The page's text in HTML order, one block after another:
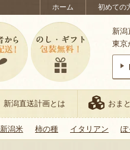
ホーム 初めての
新潟
東京
新潟直送計画とは おま
新潟米 柿の種 イタリアン ぽ